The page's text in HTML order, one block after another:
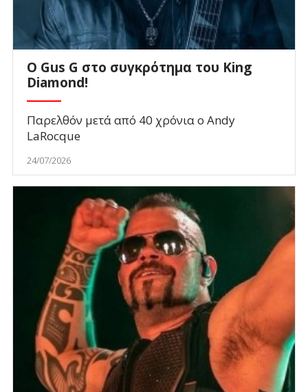
O Gus G στο συγκρότημα του King
Diamond!
Παρελθόν μετά από 40 χρόνια ο Andy
LaRocque
24/07/2026